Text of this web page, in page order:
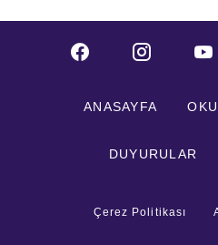
ANASAYFA
DUYURULAR
Çerez Politikası